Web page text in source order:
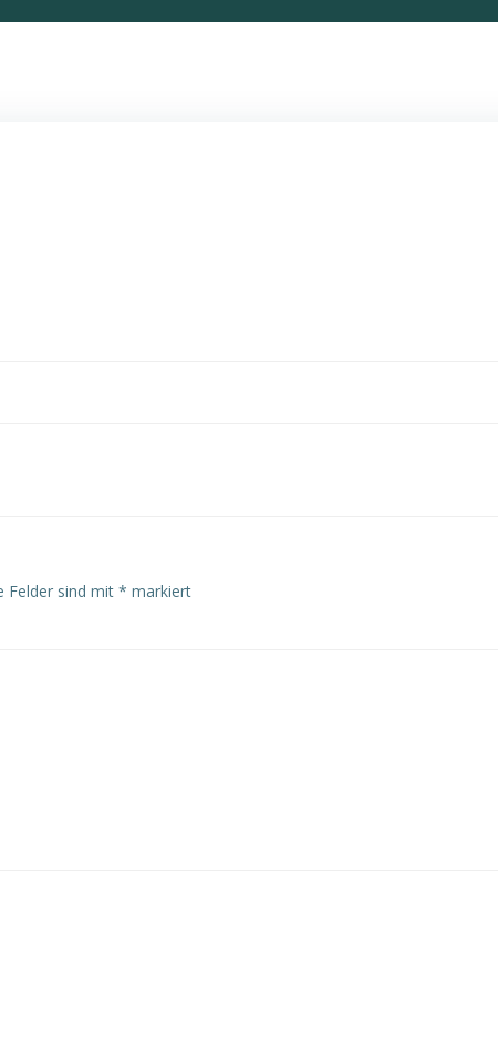
Felder sind mit * markiert